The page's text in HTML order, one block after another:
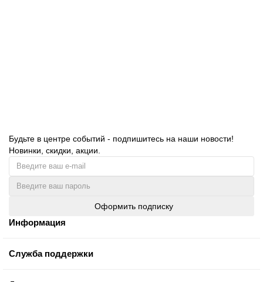
Будьте в центре событий - подпишитесь на наши новости!
Новинки, скидки, акции.
Оформить подписку
Информация
Служба поддержки